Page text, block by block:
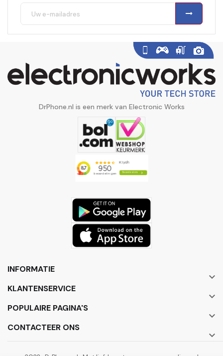
DrPhone.nl is een merk van Electronic Works
INFORMATIE

KLANTENSERVICE

POPULAIRE PAGINA'S

CONTACTEER ONS
